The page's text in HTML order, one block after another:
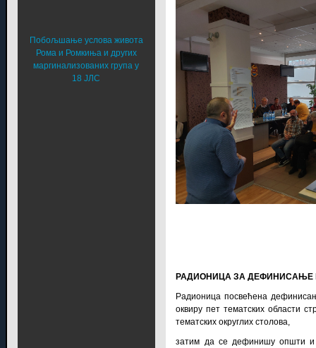
РАДИОНИЦА ЗА ДЕФИНИСАЊЕ
Радионица посвећена
оквиру пет тематских области
тематских округлих столова,
затим да се дефинишу општи и
Побољшање услова живота
Рома и Ромкиња и других
маргинализованих група у
18 ЈЛС